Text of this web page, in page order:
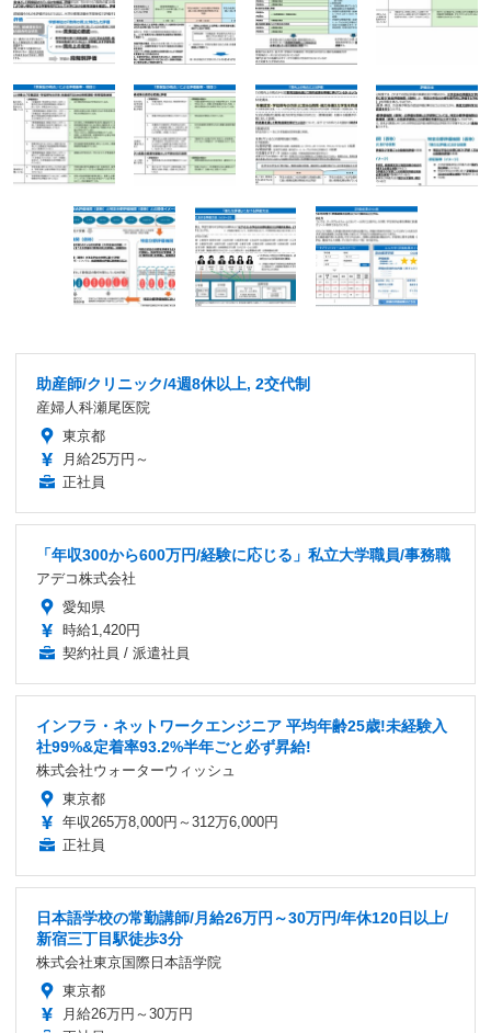
助産師/クリニック/4週8休以上, 2交代制
産婦人科瀬尾医院
東京都
月給25万円～
正社員
「年収300から600万円/経験に応じる」私立大学職員/事務職
アデコ株式会社
愛知県
時給1,420円
契約社員 / 派遣社員
インフラ・ネットワークエンジニア 平均年齢25歳!未経験入
社99%&定着率93.2%半年ごと必ず昇給!
株式会社ウォーターウィッシュ
東京都
年収265万8,000円～312万6,000円
正社員
日本語学校の常勤講師/月給26万円～30万円/年休120日以上/
新宿三丁目駅徒歩3分
株式会社東京国際日本語学院
東京都
月給26万円～30万円